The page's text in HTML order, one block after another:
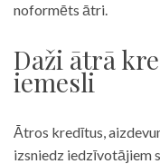
noformēts ātri.
Daži ātrā
iemesli
Ātros kredītus,
izsniedz iedzīvotājiem